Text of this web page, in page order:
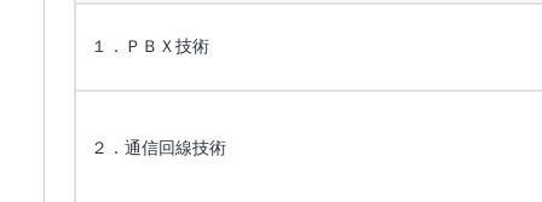
１．ＰＢＸ技術
２．通信回線技術